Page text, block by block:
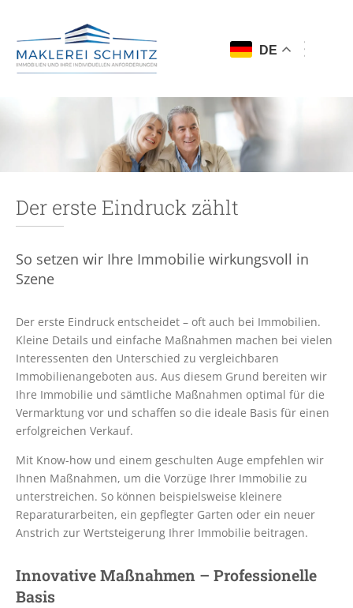
DE
Der erste Eindruck zählt
So setzen wir Ihre Immobilie wirkungsvoll in
Szene
Der erste Eindruck entscheidet – oft auch bei Immobilien.
Kleine Details und einfache Maßnahmen machen bei vielen
Interessenten den Unterschied zu vergleichbaren
Immobilienangeboten aus. Aus diesem Grund bereiten wir
Ihre Immobilie und sämtliche Maßnahmen optimal für die
Vermarktung vor und schaffen so die ideale Basis für einen
erfolgreichen Verkauf.
Mit Know-how und einem geschulten Auge empfehlen wir
Ihnen Maßnahmen, um die Vorzüge Ihrer Immobilie zu
unterstreichen. So können beispielsweise kleinere
Reparaturarbeiten, ein gepflegter Garten oder ein neuer
Anstrich zur Wertsteigerung Ihrer Immobilie beitragen.
Innovative Maßnahmen – Professionelle
Basis